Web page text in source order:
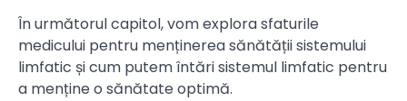
În următorul capitol, vom explora sfaturile
medicului pentru menținerea sănătății sistemului
limfatic și cum putem întări sistemul limfatic pentru
a menține o sănătate optimă.